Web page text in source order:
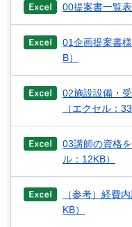
00提案書一覧
01企画提案書
B）
02施設設備・
（エクセル：
03講師の資格
ル：12KB）
（参考）経費
KB）